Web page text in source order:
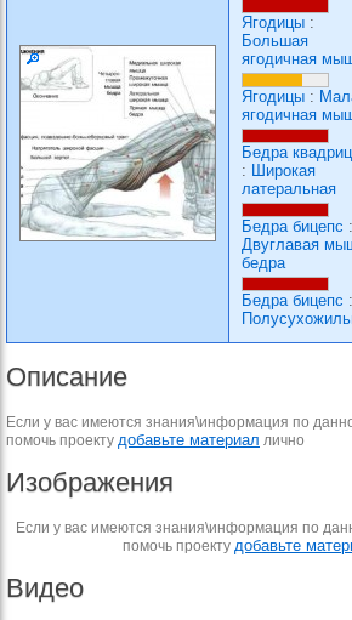
Ягодицы :
Большая
ягодичная
Ягодицы :
ягодичная
Бедра
: Широкая
латеральная
Бедра бицепс :
Двуглавая
бедра
Бедра бицепс :
Описание
Если у вас имеются знания\информация по
помочь проекту добавьте материал лично
Изображения
Если у вас имеются знания\информация по
помочь проекту добавьте
Видео